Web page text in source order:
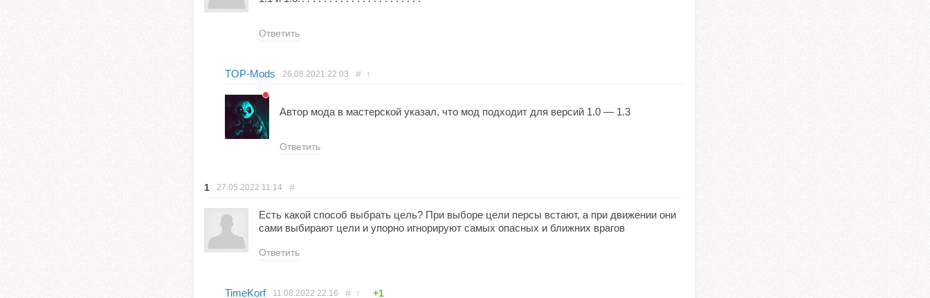
Ответить
TOP-Mods 26.08.2021 22:03 # ↑
Автор мода в мастерской указал, что мод подходит для версий 1.0 — 1.3
Ответить
1 27.05.2022 11:14 #
Есть какой способ выбрать цель? При выборе цели персы встают, а при движении они
сами выбирают цели и упорно игнорируют самых опасных и ближних врагов
Ответить
TimeKorf 11.08.2022 22:16 # ↑ +1